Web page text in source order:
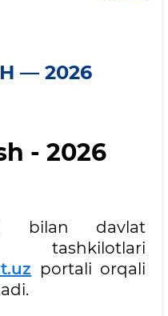
— 2026
- 2026
bilan davlat
portali orqali